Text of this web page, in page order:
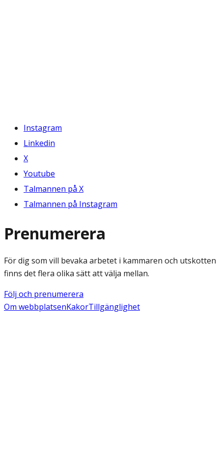
Instagram
Linkedin
X
Youtube
Talmannen på X
Talmannen på Instagram
Prenumerera
För dig som vill bevaka arbetet i kammaren och utskotten
finns det flera olika sätt att välja mellan.
Följ och prenumerera
Om webbplatsenKakorTillgänglighet